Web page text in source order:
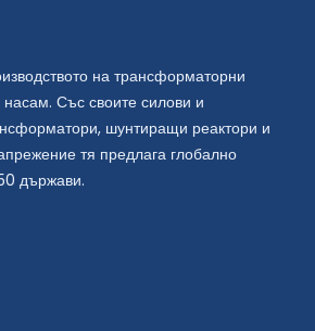
на трансформаторни
насам. Със своите силови и
шунтиращи реактори и
тя предлага глобално
държави.